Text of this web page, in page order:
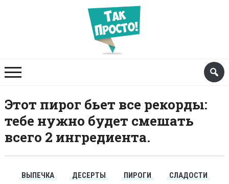
Этот пирог бьет все рекорды:
тебе нужно будет смешать
всего 2 ингредиента.
ВЫПЕЧКА ДЕСЕРТЫ ПИРОГИ
СЛАДОСТИ